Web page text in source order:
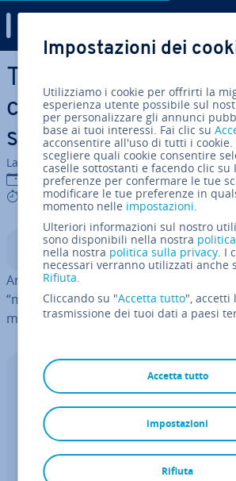
Vai al contenuto prin­ci­pa­le
Task manager di
come aprire il
sistema in Linux
La redazione di IONOS
19 gen 2023
5 mins
Condividi
Indice
Anche Ubuntu dispone di un task
“monitor di sistema” e si apre con il
menu di avvio o mediante il terminale.
IONOS GPT
Il tuo as­si­sten­te IA
maggiore pro­dut­ti­vi­tà
Fai domande, crea contenuti, fai
Impostazioni dei
Utilizziamo i cookie per offrirti la
esperienza utente possibile sul
per personalizzare gli annunci
base ai tuoi interessi. Fai clic su
acconsentire all'uso di tutti i cookie.
scegliere quali cookie consentire
caselle sottostanti e facendo clic su
preferenze per confermare le tue
modificare le tue preferenze in
momento nelle impostazioni.
Ulteriori informazioni sul nostro
sono disponibili nella nostra
nella nostra politica sulla privacy. I
necessari verranno utilizzati anche
Rifiuta.
Cliccando su "Accetta tutto", accetti
trasmissione dei tuoi dati a paesi
Accetta tutto
Rifiuta
impostazioni